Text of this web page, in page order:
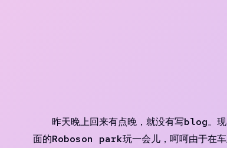
昨天晚上回来有点晚，就没有写blog。
面的Roboson park玩一会儿，呵呵由于在